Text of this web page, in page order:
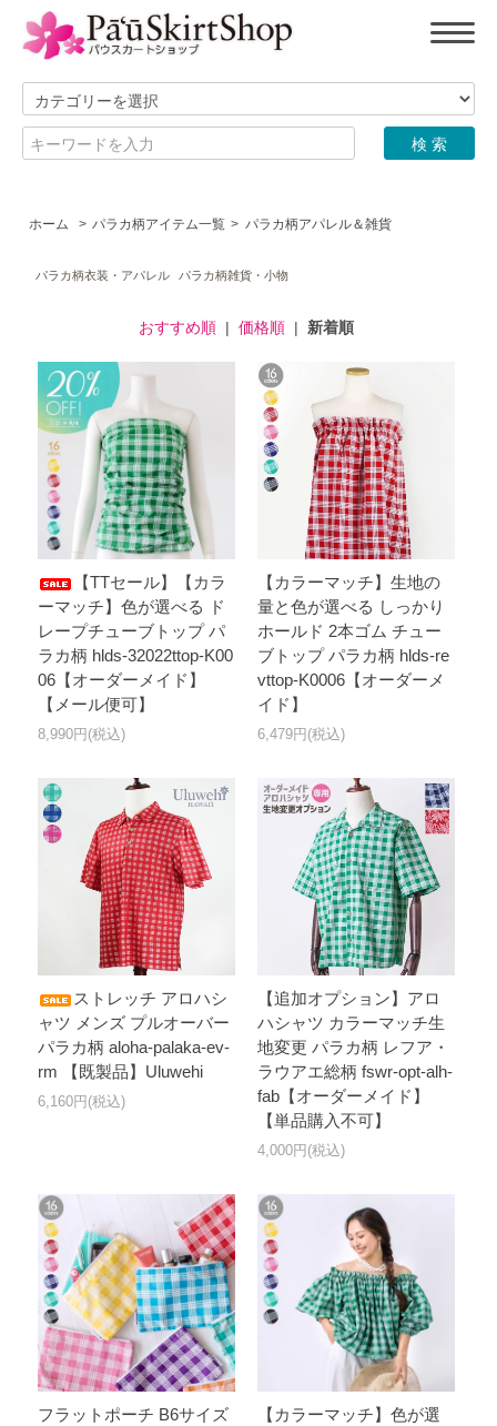
ホーム > パラカ柄アイテム一覧 > パラカ柄アパレル＆雑貨
パラカ柄衣装・アパレル パラカ柄雑貨・小物
おすすめ順| 価格順| 新着順
【TTセール】【カラ
ーマッチ】色が選べる ド
レープチューブトップ パ
ラカ柄 hlds-32022ttop-K00
06【オーダーメイド】
【メール便可】
8,990円(税込)
【カラーマッチ】生地の
量と色が選べる しっかり
ホールド 2本ゴム チュー
ブトップ パラカ柄 hlds-re
vttop-K0006【オーダーメ
イド】
6,479円(税込)
ストレッチ アロハシ
ャツ メンズ プルオーバー
パラカ柄 aloha-palaka-ev-
rm 【既製品】Uluwehi
6,160円(税込)
【追加オプション】アロ
ハシャツ カラーマッチ生
地変更 パラカ柄 レフア・
ラウアエ総柄 fswr-opt-alh-
fab【オーダーメイド】
【単品購入不可】
4,000円(税込)
フラットポーチ B6サイズ
【カラーマッチ】色が選